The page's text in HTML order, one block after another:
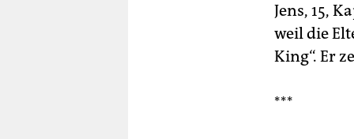
Jens, 15,
weil die
King“. Er
***